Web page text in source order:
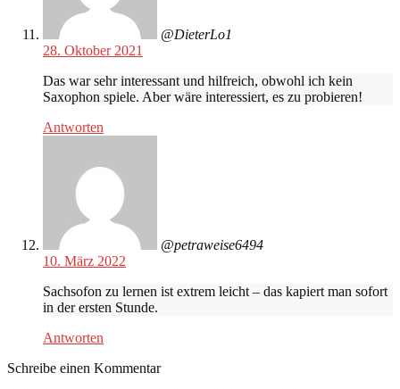
@DieterLo1
28. Oktober 2021
Das war sehr interessant und hilfreich, obwohl ich kein
Saxophon spiele. Aber wäre interessiert, es zu probieren!
Antworten
@petraweise6494
10. März 2022
Sachsofon zu lernen ist extrem leicht – das kapiert man sofort
in der ersten Stunde.
Antworten
Schreibe einen Kommentar